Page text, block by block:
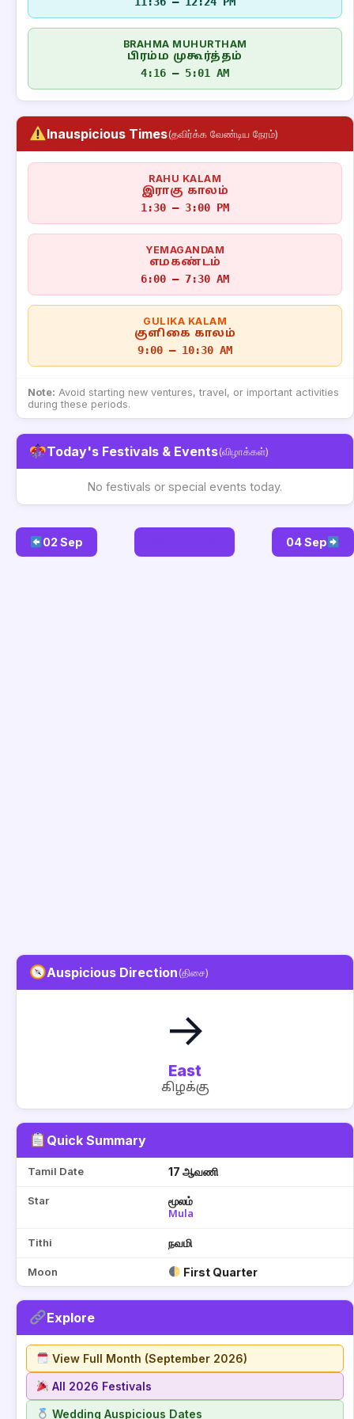
BRAHMA MUHURTHAM
பிரம்ம முகூர்த்தம்
4:16 – 5:01 AM
Inauspicious Times(தவிர்க்க வேண்டிய நேரம்)
RAHU KALAM
இராகு காலம்
1:30 – 3:00 PM
YEMAGANDAM
எமகண்டம்
6:00 – 7:30 AM
GULIKA KALAM
குளிகை காலம்
9:00 – 10:30 AM
Note: Avoid starting new ventures, travel, or important activities
during these periods.
Today's Festivals & Events(விழாக்கள்)
No festivals or special events today.
02 Sep 04 Sep
Auspicious Direction(திசை)
→
East
கிழக்கு
Quick Summary
Tamil Date 17 ஆவணி
Star மூலம்
Mula
Tithi நவமி
Moon First Quarter
Explore
View Full Month (September 2026)
All 2026 Festivals
Wedding Auspicious Dates